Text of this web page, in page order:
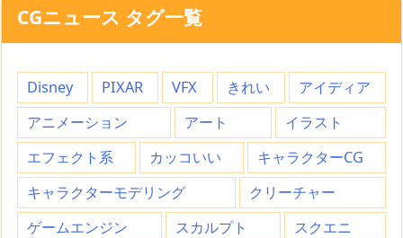
CGニュース タグ一覧
Disney PIXAR VFX きれい
アイディア
アニメーション
アート
イラスト
エフェクト系
カッコいい
キャラクターCG
キャラクターモデリング
クリーチャー
ゲームエンジン
スカルプト
スクエニ